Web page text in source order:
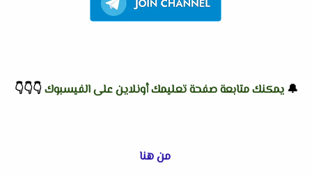
🔔يمكنك متابعة صفحة تعليمك أونلاين على الفيسبوك👇
👇
👇
من هنا